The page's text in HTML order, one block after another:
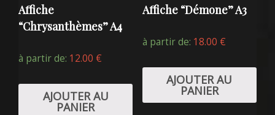
Affiche
“Chrysanthèmes” A4
à partir de: 12.00 €
AJOUTER AU
PANIER
Affiche “Démone” A3
à partir de: 18.00 €
AJOUTER AU
PANIER